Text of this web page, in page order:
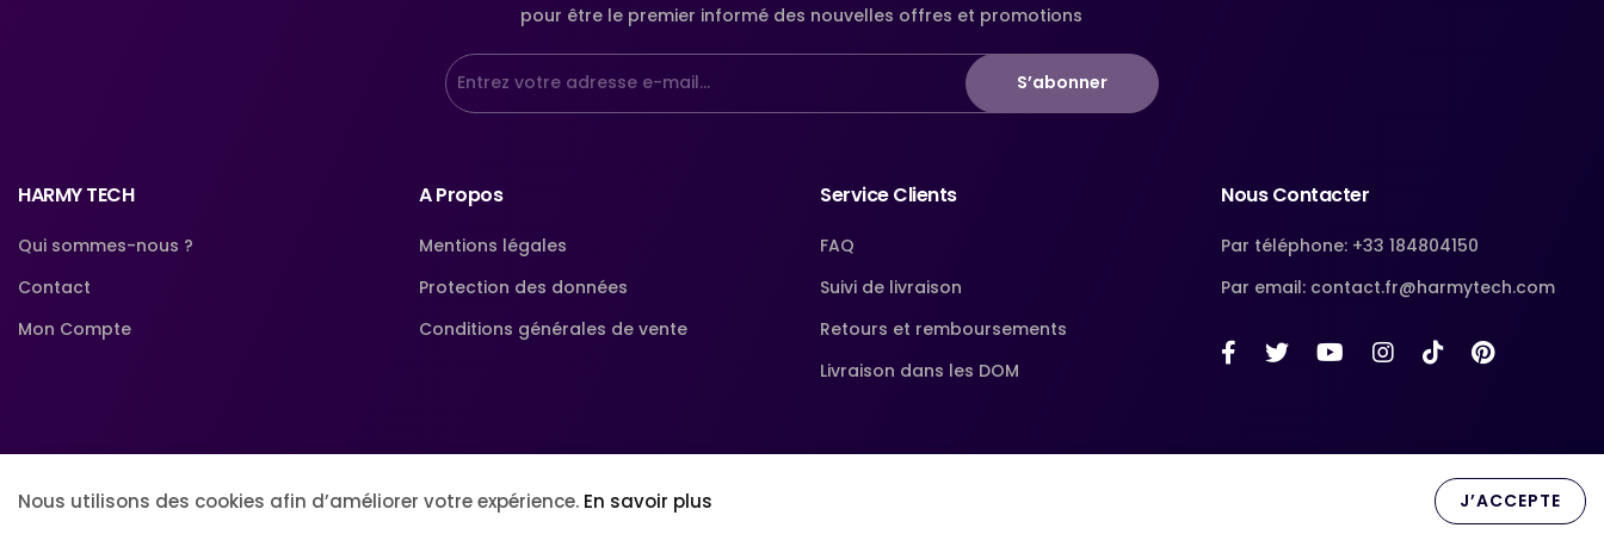
Nous utilisons des cookies afin d’améliorer votre expérience. En savoir plus J’ACCEPTE
pour être le premier informé des nouvelles offres et promotions
S’abonner
HARMY TECH
Qui sommes-nous ?
Contact
Mon Compte
A Propos
Mentions légales
Protection des données
Conditions générales de vente
Service Clients
FAQ
Suivi de livraison
Retours et remboursements
Livraison dans les DOM
Nous Contacter
Par téléphone: +33 184804150
Par email: contact.fr@harmytech.com
© Harmytech Store. All Rights Reserved